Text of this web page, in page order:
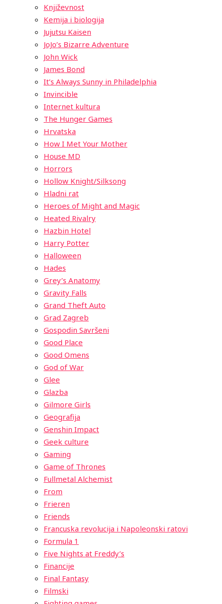
Književnost
Kemija i biologija
Jujutsu Kaisen
JoJo’s Bizarre Adventure
John Wick
James Bond
It’s Always Sunny in Philadelphia
Invincible
Internet kultura
The Hunger Games
Hrvatska
How I Met Your Mother
House MD
Horrors
Hollow Knight/Silksong
Hladni rat
Heroes of Might and Magic
Heated Rivalry
Hazbin Hotel
Harry Potter
Halloween
Hades
Grey’s Anatomy
Gravity Falls
Grand Theft Auto
Grad Zagreb
Gospodin Savršeni
Good Place
Good Omens
God of War
Glee
Glazba
Gilmore Girls
Geografija
Genshin Impact
Geek culture
Gaming
Game of Thrones
Fullmetal Alchemist
From
Frieren
Friends
Francuska revolucija i Napoleonski ratovi
Formula 1
Five Nights at Freddy’s
Financije
Final Fantasy
Filmski